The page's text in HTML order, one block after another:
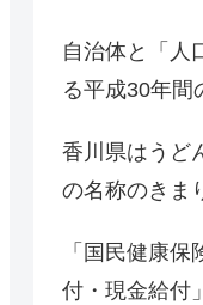
自治体と「人
る平成30年間
香川県はうど
の名称のきま
「国民健康
付・現金給付